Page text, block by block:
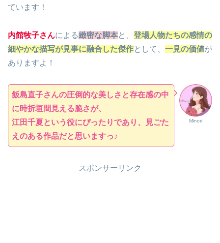
ています！
内館牧子さんによる緻密な脚本と、 登場人物たちの感情の
細やかな描写が見事に融合した傑作として、 一見の価値が
ありますよ！
Minori
飯島直子さんの圧倒的な美しさと存在感の中
に時折垣間見える脆さが、
江田千夏という役にぴったりであり、見ごた
えのある作品だと思いますっ♪
スポンサーリンク